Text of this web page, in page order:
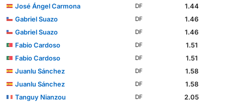
José Ángel Carmona
DF
1.44
Gabriel Suazo
DF
1.46
Gabriel Suazo
DF
1.46
Fabio Cardoso
DF
1.51
Fabio Cardoso
DF
1.51
Juanlu Sánchez
DF
1.58
Juanlu Sánchez
DF
1.58
Tanguy Nianzou
DF
2.05